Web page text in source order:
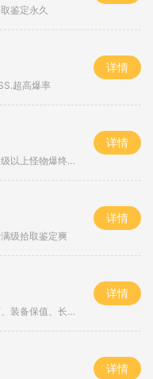
鉴定永久
超高爆率
详情
上怪物爆终极
详情
级拾取鉴定爽
详情
保值、长期耐玩
详情
详情